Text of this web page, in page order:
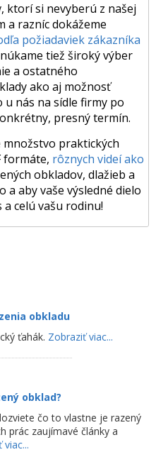
obkladu
ťahák. Zobraziť viac...
obklad?
čo to vlastne je razený
prác zaujímavé články a
viac...
ktorí si nevyberú z našej
a razníc dokážeme
požiadaviek zákazníka
tiež široký výber
a ostatného
ako aj možnosť
nás na sídle firmy po
presný termín.
praktických
formáte, rôznych videí ako
obkladov, dlažieb a
a aby vaše výsledné dielo
celú vašu rodinu!